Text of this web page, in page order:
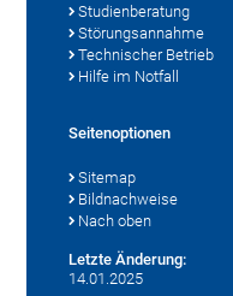
Studienberatung
Störungsannahme
Technischer Betrieb
Hilfe im Notfall
Seitenoptionen
Sitemap
Bildnachweise
Nach oben
Letzte Änderung:
14.01.2025